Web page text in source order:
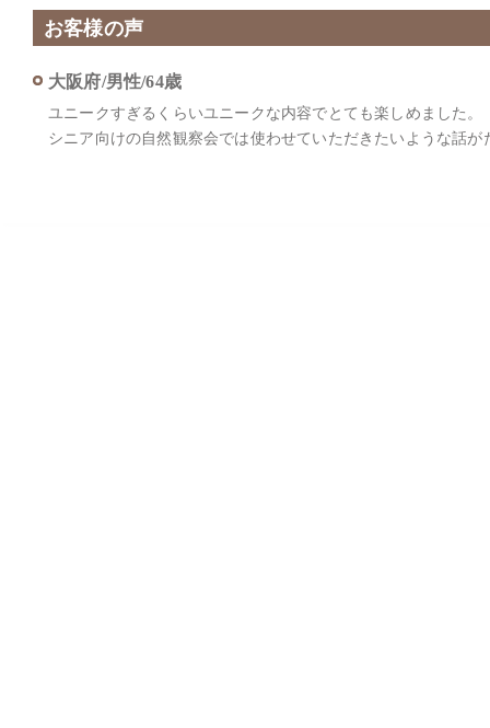
お客様の声
大阪府/男性/64歳
ユニークすぎるくらいユニークな内容でとても楽しめました。
シニア向けの自然観察会では使わせていただきたいような話が